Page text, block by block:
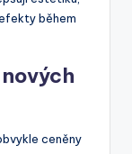
během
ceněny